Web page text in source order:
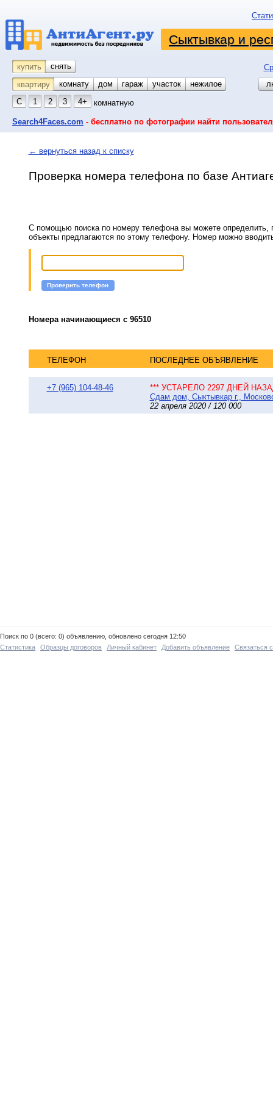
Сыктывкар и
купить снять
квартиру
комнату койко-место
дом гараж участок
нежилое
С
1 2 3 4+ комнатную
Search4Faces.com - бесплатно по фотографии найти
← вернуться назад к списку
Проверка номера телефона по базе
С помощью поиска по номеру телефона вы можете определить,
объекты предлагаются по этому телефону. Номер можно
Проверить телефон
Номера начинающиеся с 96510
ТЕЛЕФОН ПОСЛЕДНЕЕ ОБЪЯВЛЕНИЕ
+7 (965) 104-48-46
*** УСТАРЕЛО 2297 ДНЕЙ
Сдам дом, Сыктывкар г.,
22 апреля 2020 / 120 000
Поиск по 0 (всего: 0) объявлению, обновлено сегодня 12:50
Статистика
Образцы договоров Личный кабинет Добавить объявление Связаться